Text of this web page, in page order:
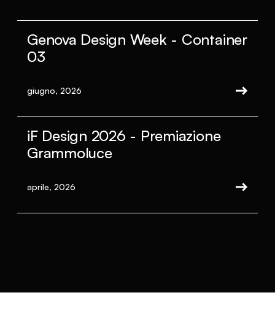
Genova Design Week - Container
03
giugno, 2026
iF Design 2026 - Premiazione
Grammoluce
aprile, 2026